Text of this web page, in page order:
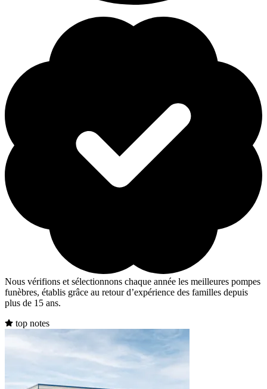
Nous vérifions et sélectionnons chaque année les meilleures pompes
funèbres, établis grâce au retour d’expérience des familles depuis
plus de 15 ans.
top notes